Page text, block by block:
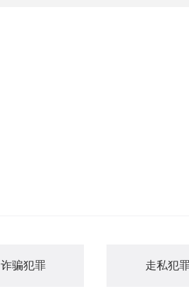
诈骗犯罪 走私犯